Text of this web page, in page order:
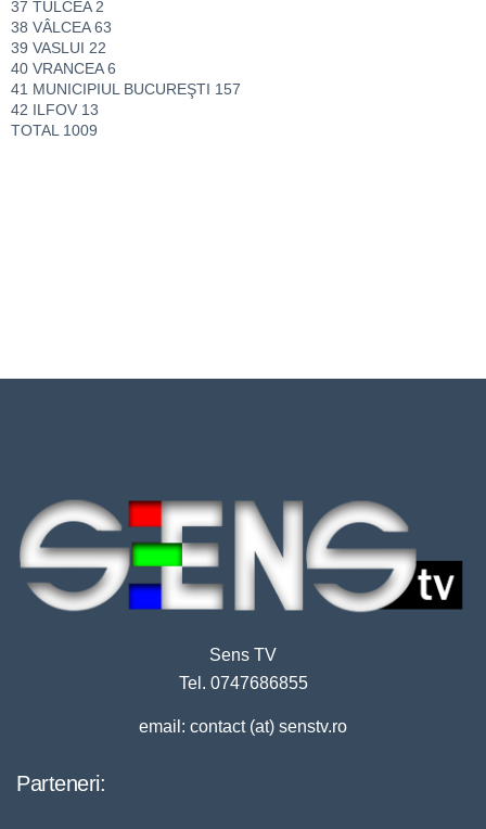
37 TULCEA 2
38 VÂLCEA 63
39 VASLUI 22
40 VRANCEA 6
41 MUNICIPIUL BUCUREŞTI 157
42 ILFOV 13
TOTAL 1009
Sens TV
Tel. 0747686855
email: contact (at) senstv.ro
Parteneri: